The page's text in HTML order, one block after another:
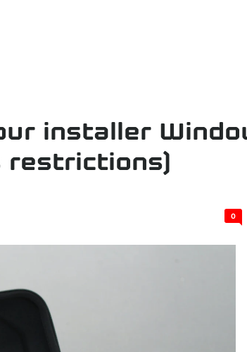
installer
restrictions)
0